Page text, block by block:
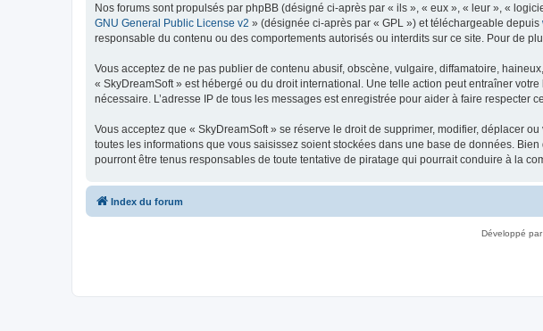
Nos forums sont propulsés par phpBB (désigné ci-après par « ils », « eux », « leur », «
GNU General Public License v2 » (désignée ci-après par « GPL ») et téléchargeable depuis
responsable du contenu ou des comportements autorisés ou interdits sur ce site. Pour de
Vous acceptez de ne pas publier de contenu abusif, obscène, vulgaire, diffamatoire,
« SkyDreamSoft » est hébergé ou du droit international. Une telle action peut entraîner
nécessaire. L’adresse IP de tous les messages est enregistrée pour aider à faire respecter
Vous acceptez que « SkyDreamSoft » se réserve le droit de supprimer, modifier, déplacer
toutes les informations que vous saisissez soient stockées dans une base de données.
pourront être tenus responsables de toute tentative de piratage qui pourrait conduire à la
Index du forum
Développé par